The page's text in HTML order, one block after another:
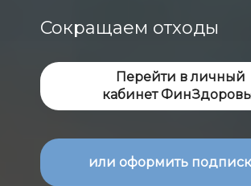
Сокращаем отходы
Перейти в личный
кабинет
или оформить